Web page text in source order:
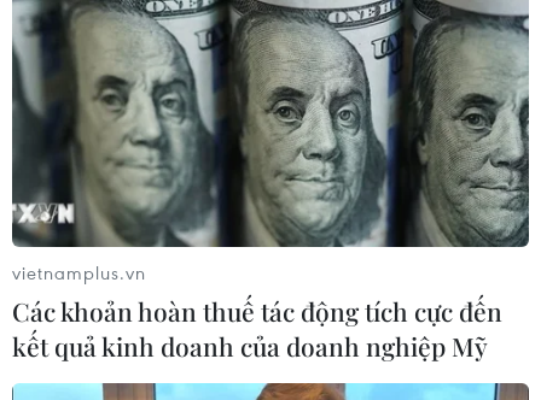
vietnamplus.vn
Các khoản hoàn thuế tác động tích cực đến
kết quả kinh doanh của doanh nghiệp Mỹ